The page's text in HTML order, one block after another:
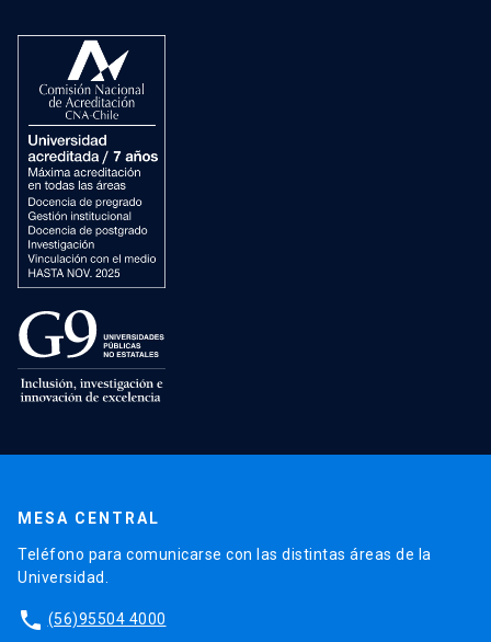
MESA CENTRAL
Teléfono para comunicarse con las distintas áreas de la
Universidad.
phone (56)95504 4000